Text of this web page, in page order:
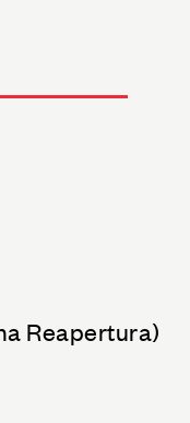
Reapertura)